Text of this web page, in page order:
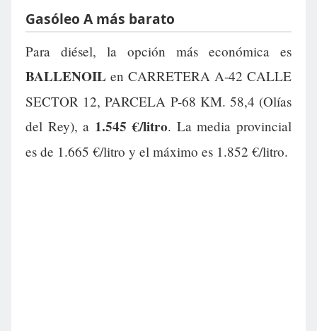
Gasóleo A más barato
Para diésel, la opción más económica es
BALLENOIL en CARRETERA A-42 CALLE
SECTOR 12, PARCELA P-68 KM. 58,4 (Olías
del Rey), a 1.545 €/litro. La media provincial
es de 1.665 €/litro y el máximo es 1.852 €/litro.